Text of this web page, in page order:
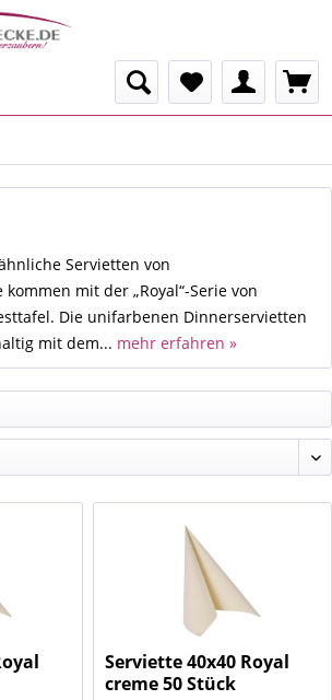
Servietten von
mit der „Royal“-Serie von
Die unifarbenen Dinnerservietten
mit dem... mehr erfahren »
Serviette 40x40 Royal
creme 50 Stück